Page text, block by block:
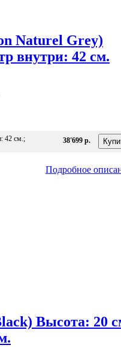
Naturel Grey)
внутри: 42 см.
42 см.;
38'699 р.
Подробное
Высота: 20